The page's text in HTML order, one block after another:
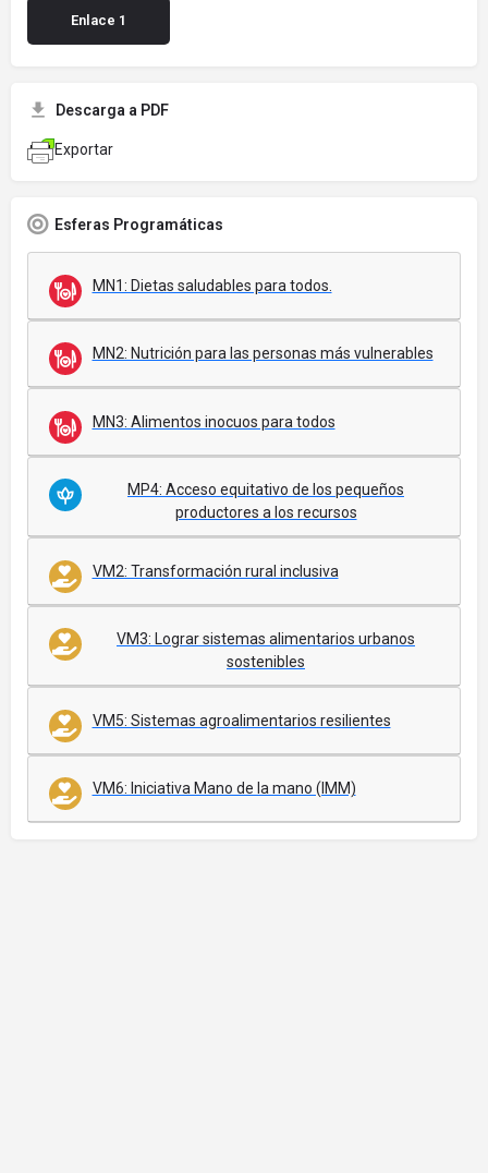
Enlace 1
Descarga a PDF
Exportar
Esferas Programáticas
MN1: Dietas saludables para todos.
MN2: Nutrición para las personas más vulnerables
MN3: Alimentos inocuos para todos
MP4: Acceso equitativo de los pequeños
productores a los recursos
VM2: Transformación rural inclusiva
VM3: Lograr sistemas alimentarios urbanos
sostenibles
VM5: Sistemas agroalimentarios resilientes
VM6: Iniciativa Mano de la mano (IMM)